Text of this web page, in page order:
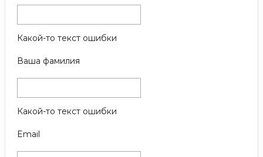
Какой-то текст ошибки
Ваша фамилия
Какой-то текст ошибки
Email